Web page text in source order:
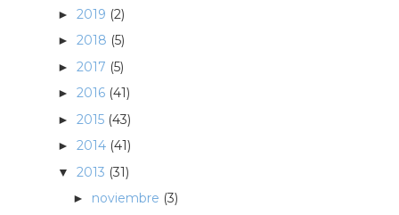
► 2019 (2)
► 2018 (5)
► 2017 (5)
► 2016 (41)
► 2015 (43)
► 2014 (41)
▼ 2013 (31)
► noviembre (3)